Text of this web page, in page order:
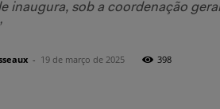
inaugura, sob a coordenação
- 19 de março de 2025 398